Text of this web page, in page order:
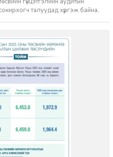
талуудад хүргэж байна.